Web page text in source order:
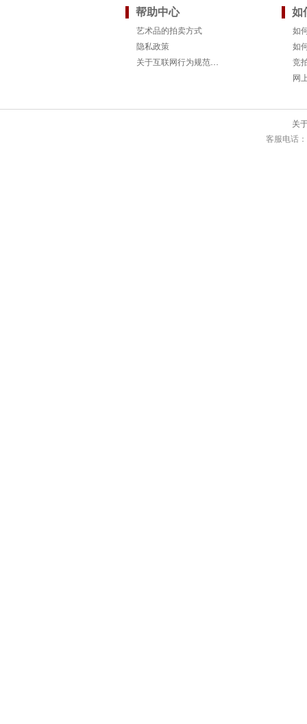
帮助中心
艺术品的拍卖方式
隐私政策
关于互联网行为规范的法律要求
如
如
如
竞
网
关
客服电话